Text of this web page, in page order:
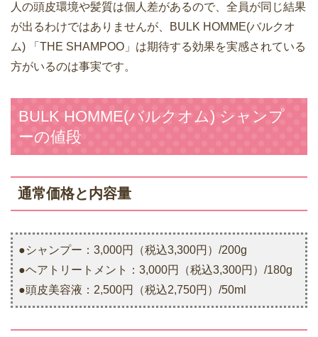
人の頭皮環境や髪質は個人差があるので、全員が同じ結果
が出るわけではありませんが、BULK HOMME(バルクオ
ム) 「THE SHAMPOO」は期待する効果を実感されている
方がいるのは事実です。
BULK HOMME(バルクオム) シャンプ
ーの値段
通常価格と内容量
●シャンプー：3,000円（税込3,300円）/200g
●ヘアトリートメント：3,000円（税込3,300円）/180g
●頭皮美容液：2,500円（税込2,750円）/50ml